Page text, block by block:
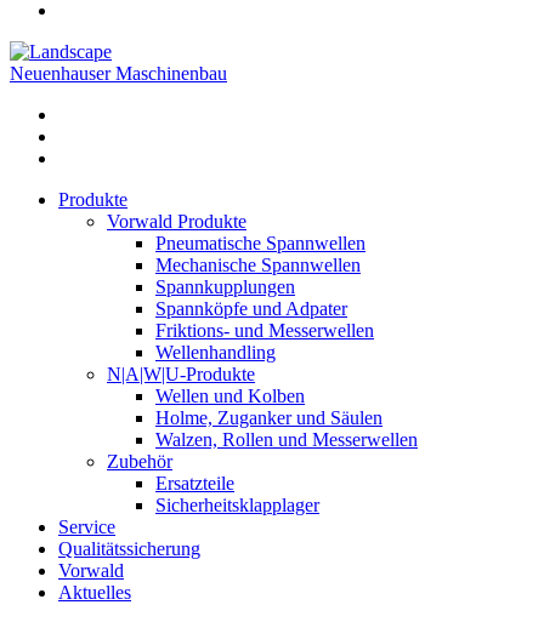
Neuenhauser Maschinenbau
Produkte
Vorwald Produkte
Pneumatische Spannwellen
Mechanische Spannwellen
Spannkupplungen
Spannköpfe und Adpater
Friktions- und Messerwellen
Wellenhandling
N|A|W|U-Produkte
Wellen und Kolben
Holme, Zuganker und Säulen
Walzen, Rollen und Messerwellen
Zubehör
Ersatzteile
Sicherheitsklapplager
Service
Qualitätssicherung
Vorwald
Aktuelles